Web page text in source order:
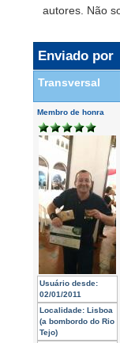
autores. Não
Enviado por
Transversal
Membro de honra
Usuário desde:
02/01/2011
Localidade: Lisboa
(a bombordo do Rio
Tejo)